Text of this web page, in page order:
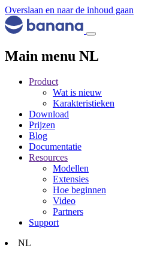
Overslaan en naar de inhoud gaan
Main menu NL
Product
Wat is nieuw
Karakteristieken
Download
Prijzen
Blog
Documentatie
Resources
Modellen
Extensies
Hoe beginnen
Video
Partners
Support
NL